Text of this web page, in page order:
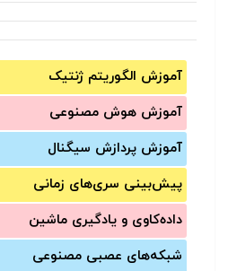
آموزش الگوریتم ژنتیک
آموزش‌ هوش مصنوعی
آموزش‌ پردازش سیگنال
پیش‌‌بینی سری‌‌های زمانی
داده‌کاوی و یادگیری ماشین
شبکه‌های عصبی مصنوعی